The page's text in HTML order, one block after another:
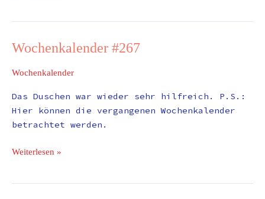
Wochenkalender #267
Wochenkalender
Das Duschen war wieder sehr hilfreich. P.S.:
Hier können die vergangenen Wochenkalender
betrachtet werden.
Wochenkalender
Weiterlesen »